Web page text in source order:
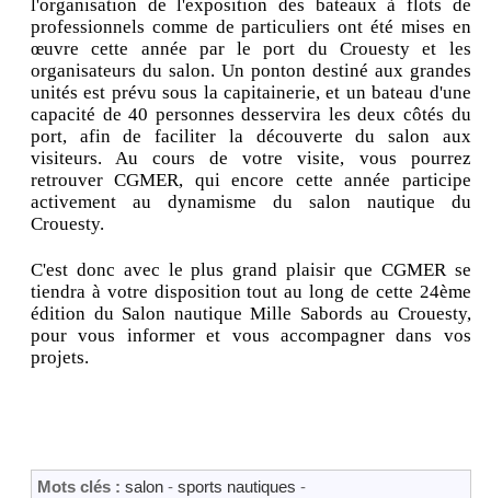
l'organisation de l'exposition des bateaux à flots de
professionnels comme de particuliers ont été mises en
œuvre cette année par le port du Crouesty et les
organisateurs du salon. Un ponton destiné aux grandes
unités est prévu sous la capitainerie, et un bateau d'une
capacité de 40 personnes desservira les deux côtés du
port, afin de faciliter la découverte du salon aux
visiteurs. Au cours de votre visite, vous pourrez
retrouver CGMER, qui encore cette année participe
activement au dynamisme du salon nautique du
Crouesty.
C'est donc avec le plus grand plaisir que CGMER se
tiendra à votre disposition tout au long de cette 24ème
édition du Salon nautique Mille Sabords au Crouesty,
pour vous informer et vous accompagner dans vos
projets.
Mots clés : salon - sports nautiques -